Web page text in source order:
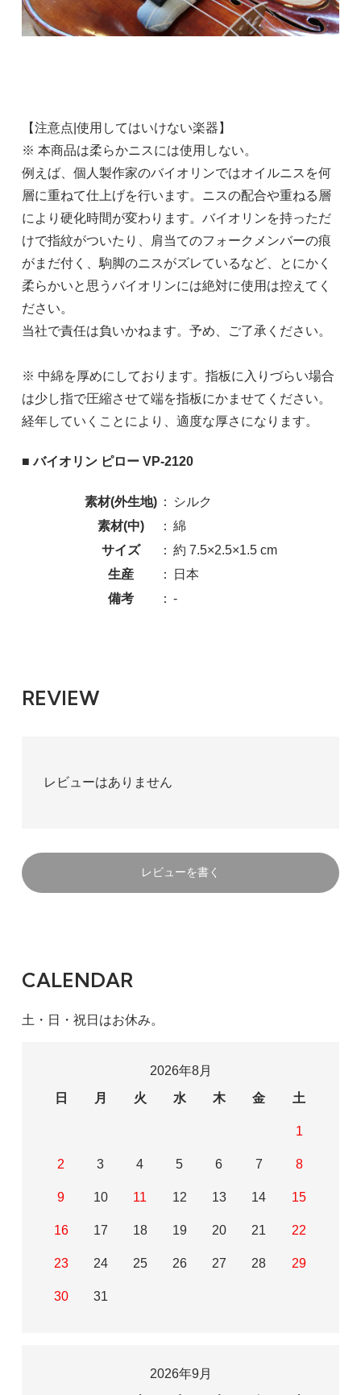
【注意点|使用してはいけない楽器】
※ 本商品は柔らかニスには使用しない。
例えば、個人製作家のバイオリンではオイルニスを何
層に重ねて仕上げを行います。ニスの配合や重ねる層
により硬化時間が変わります。バイオリンを持っただ
けで指紋がついたり、肩当てのフォークメンバーの痕
がまだ付く、駒脚のニスがズレているなど、とにかく
柔らかいと思うバイオリンには絶対に使用は控えてく
ださい。
当社で責任は負いかねます。予め、ご了承ください。
※ 中綿を厚めにしております。指板に入りづらい場合
は少し指で圧縮させて端を指板にかませてください。
経年していくことにより、適度な厚さになります。
■ バイオリン ピロー VP-2120
素材(外生地) ：
シルク
素材(中)
： 綿
サイズ
： 約 7.5×2.5×1.5 cm
生産
：
日本
備考
： -
REVIEW
レビューはありません
レビューを書く
CALENDAR
土・日・祝日はお休み。
2026年8月
日
月 火 水 木 金 土
1
2 3 4 5 6 7 8
9 10 11 12 13 14 15
16 17 18 19 20 21 22
23 24 25 26 27 28 29
30 31
2026年9月